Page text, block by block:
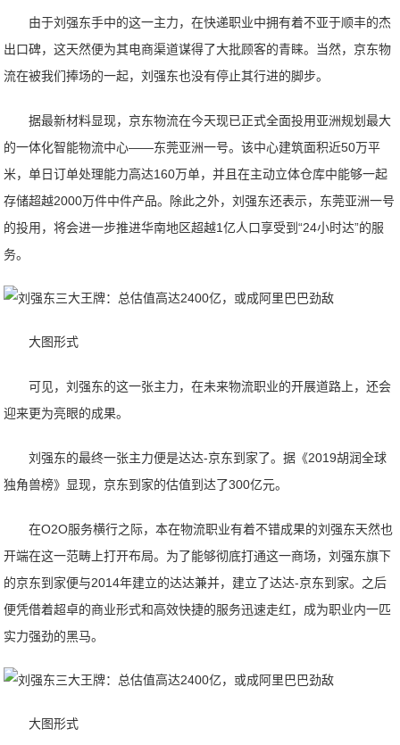
由于刘强东手中的这一主力，在快递职业中拥有着不亚于顺丰的杰
出口碑，这天然便为其电商渠道谋得了大批顾客的青睐。当然，京东物
流在被我们捧场的一起，刘强东也没有停止其行进的脚步。
据最新材料显现，京东物流在今天现已正式全面投用亚洲规划最大
的一体化智能物流中心——东莞亚洲一号。该中心建筑面积近50万平
米，单日订单处理能力高达160万单，并且在主动立体仓库中能够一起
存储超越2000万件中件产品。除此之外，刘强东还表示，东莞亚洲一号
的投用，将会进一步推进华南地区超越1亿人口享受到“24小时达”的服
务。
大图形式
可见，刘强东的这一张主力，在未来物流职业的开展道路上，还会
迎来更为亮眼的成果。
刘强东的最终一张主力便是达达-京东到家了。据《2019胡润全球
独角兽榜》显现，京东到家的估值到达了300亿元。
在O2O服务横行之际，本在物流职业有着不错成果的刘强东天然也
开端在这一范畴上打开布局。为了能够彻底打通这一商场，刘强东旗下
的京东到家便与2014年建立的达达兼并，建立了达达-京东到家。之后
便凭借着超卓的商业形式和高效快捷的服务迅速走红，成为职业内一匹
实力强劲的黑马。
大图形式